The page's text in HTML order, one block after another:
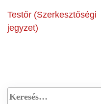
Testőr (Szerkesztőségi
jegyzet)